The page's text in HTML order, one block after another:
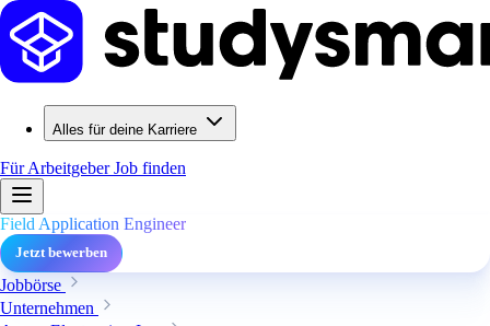
Alles für deine Karriere
Für ArbeitgeberJob finden
Field Application Engineer
Jetzt bewerben
Jobbörse
Unternehmen